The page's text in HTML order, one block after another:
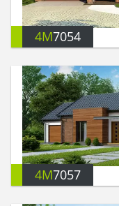
4M7054
4M7057